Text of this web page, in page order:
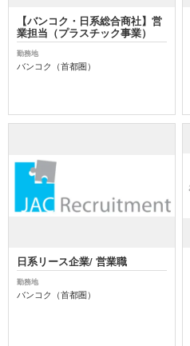
【バンコク・日系総合商社】営
業担当（プラスチック事業）
勤務地
バンコク（首都圏）
日系リース企業/ 営業職
勤務地
バンコク（首都圏）